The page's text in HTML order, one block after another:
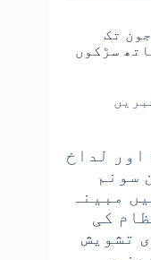
وزیر تعلیم دھرمیندر پردھان 5 جون تک
سڑکوں
اور لداخ
سونم
مبینہ
کی
تشویش